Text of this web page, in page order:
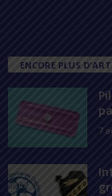
ENCORE PLUS
7